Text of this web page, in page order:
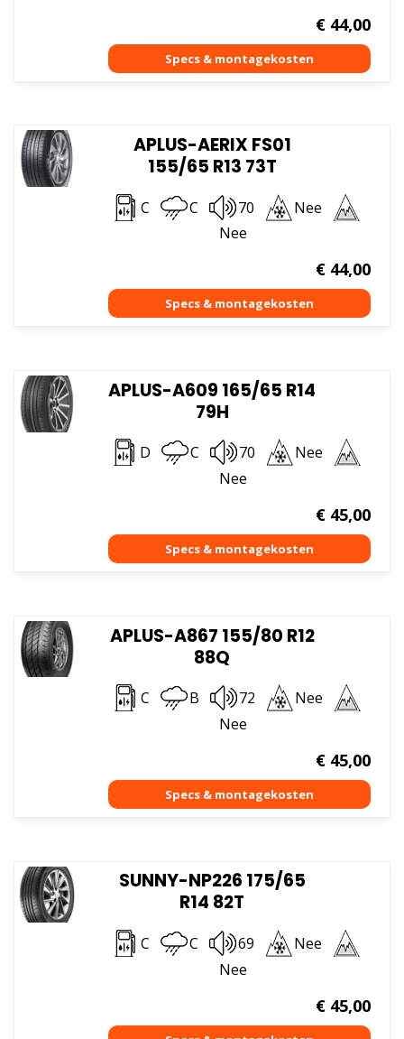
€44,00
APLUS-AERIX FS01
155/65 R13 73T
C C 70
Nee
Nee
€44,00
APLUS-A609 165/65 R14
79H
D C 70
Nee
Nee
€45,00
APLUS-A867 155/80 R12
88Q
C B 72
Nee
Nee
€45,00
SUNNY-NP226 175/65
R14 82T
C C 69
Nee
Nee
€45,00